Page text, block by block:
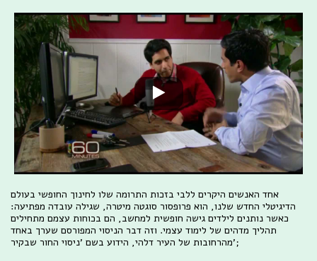
אחד האנשים היקרים ללבי בזכות התרומה שלו לחינוך החופשי בעולם
הדיגיטלי החדש שלנו, הוא פרופסור סוגטה מיטרה, שגילה עובדה מפתיעה:
כאשר נותנים לילדים גישה חופשית למחשב, הם בכוחות עצמם מתחילים
תהליך מדהים של לימוד עצמי. וזה דבר הניסוי המפורסם שערך באחד
מהרחובות של העיר דלהי, הידוע בשם 'ניסוי החור שבקיר';